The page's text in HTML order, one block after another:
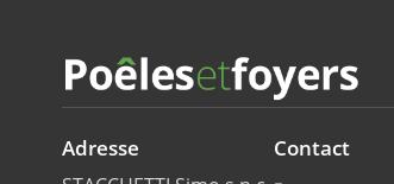
Adresse Contact